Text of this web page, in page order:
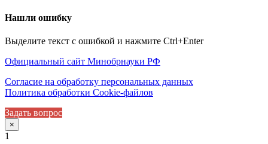
Нашли ошибку
Выделите текст с ошибкой и нажмите Ctrl+Enter
Официальный сайт Минобрнауки РФ
Согласие на обработку персональных данных
Политика обработки Cookie-файлов
Задать вопрос
×
1